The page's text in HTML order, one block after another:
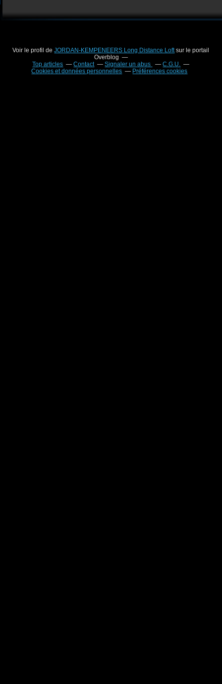
Voir le profil deJORDAN-KEMPENEERS Long Distance Loftsur le portail
Overblog
Top articles
Contact Signaler un abus
C.G.U.
Cookies et données personnelles
Préférences cookies